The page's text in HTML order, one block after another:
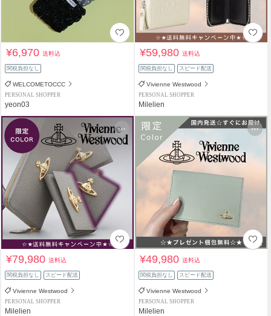
¥6,970送料込
関税負担なし
WELCOMETOCCC
PERSONAL SHOPPER
yeon03
¥59,980送料込
関税負担なし スピード配送
Vivienne Westwood
PERSONAL SHOPPER
Milelien
¥79,980送料込
関税負担なし スピード配送
Vivienne Westwood
PERSONAL SHOPPER
Milelien
¥49,980送料込
関税負担なし スピード配送
Vivienne Westwood
PERSONAL SHOPPER
Milelien